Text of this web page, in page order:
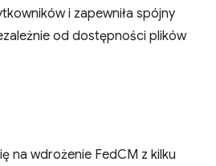
i zapewniła spójny
od dostępności plików
na wdrożenie FedCM z kilku